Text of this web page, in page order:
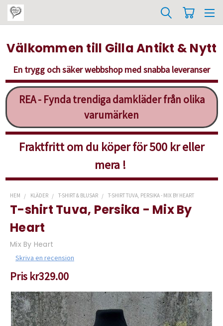
Välkommen till Gilla Antikt & Nytt
En trygg och säker webbshop med snabba leveranser
REA - Fynda trendiga damkläder från olika
varumärken
Fraktfritt om du köper för 500 kr eller
mera !
HEM KLÄDER T-SHIRT & BLUSAR T-SHIRT TUVA, PERSIKA - MIX BY HEART
T-shirt Tuva, Persika - Mix By
Heart
Mix By Heart
Skriva en recension
Pris kr329.00